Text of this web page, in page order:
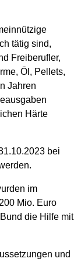
tätig sind,
Freiberufler,
Öl, Pellets,
Jahren
Härte
bei
im
Mio. Euro
die Hilfe mit
und